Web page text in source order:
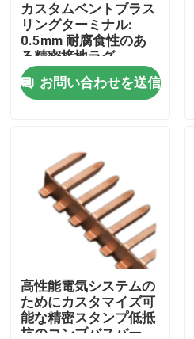
家
プロダクト
VRショー
私達について
品質管理
カスタムベントブラス
リングターミナル:
0.5mm 耐腐食性のあ
る精密接地ラグ
お問い合わせを送信
高性能電気システムの
ためにカスタマイズ可
能な精密スタンプ低抵
抗のコンブバスバー